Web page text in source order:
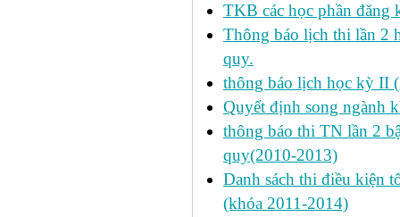
TKB các học phần
Thông báo lịch thi lần 2
quy.
thông báo lịch học kỳ II
Quyết định song ngành
thông báo thi TN lần 2
quy(2010-2013)
Danh sách thi điều kiện
(khóa 2011-2014)